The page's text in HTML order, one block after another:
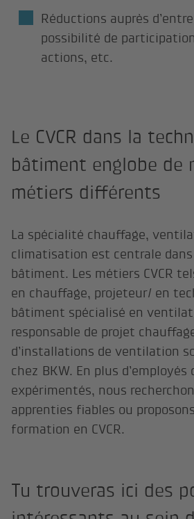
Réductions auprès
possibilité de
actions, etc.
Le CVCR dans la
bâtiment englobe de
métiers différents
La spécialité chauffage,
climatisation est centrale
bâtiment. Les métiers CVCR
en chauffage, projeteur/ en
bâtiment spécialisé en
responsable de projet
d’installations de ventilation
chez BKW. En plus d’employés
expérimentés, nous
apprenties fiables ou
formation en CVCR.
Tu trouveras ici des